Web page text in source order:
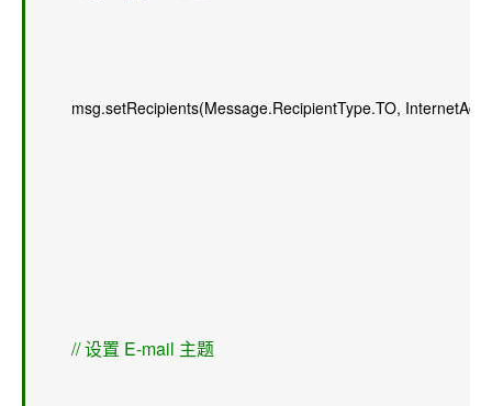
msg.setRecipients(Message.RecipientType.TO,
// 设置 E-mail 主题